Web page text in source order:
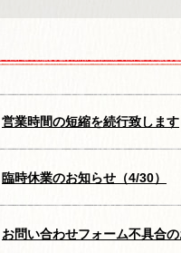
営業時間の短縮を続行致します
臨時休業のお知らせ（4/30）
お問い合わせフォーム不具合